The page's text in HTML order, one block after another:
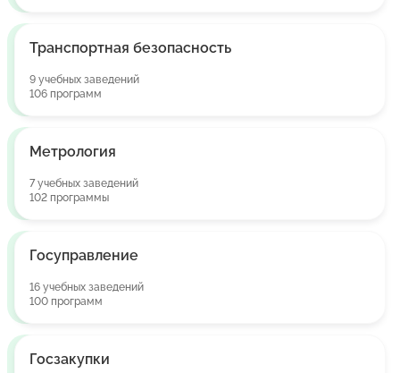
Транспортная безопасность
9 учебных заведений
106 программ
Метрология
7 учебных заведений
102 программы
Госуправление
16 учебных заведений
100 программ
Госзакупки